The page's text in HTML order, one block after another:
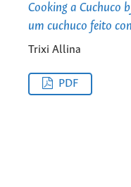
Cooking a Cuchuco
um cuchuco feito
Trixi Allina
PDF